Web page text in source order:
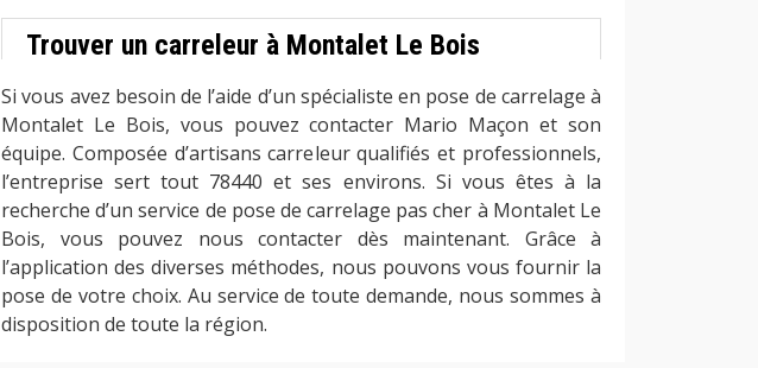
Trouver un carreleur à Montalet Le Bois
Si vous avez besoin de l’aide d’un spécialiste en pose de carrelage à
Montalet Le Bois, vous pouvez contacter Mario Maçon et son
équipe. Composée d’artisans carreleur qualifiés et professionnels,
l’entreprise sert tout 78440 et ses environs. Si vous êtes à la
recherche d’un service de pose de carrelage pas cher à Montalet Le
Bois, vous pouvez nous contacter dès maintenant. Grâce à
l’application des diverses méthodes, nous pouvons vous fournir la
pose de votre choix. Au service de toute demande, nous sommes à
disposition de toute la région.